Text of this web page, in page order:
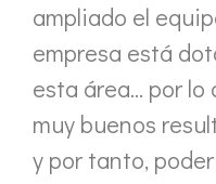
ampliado el
empresa está
esta área… por lo
muy buenos
y por tanto,